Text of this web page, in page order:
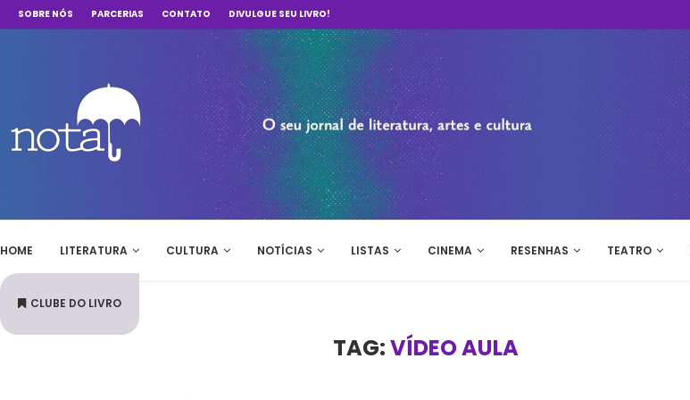
SOBRE NÓS PARCERIAS CONTATO DIVULGUE SEU LIVRO!
HOME LITERATURA CULTURA NOTÍCIAS LISTAS CINEMA RESENHAS TEATRO
CLUBE DO LIVRO
TAG:VÍDEO AULA